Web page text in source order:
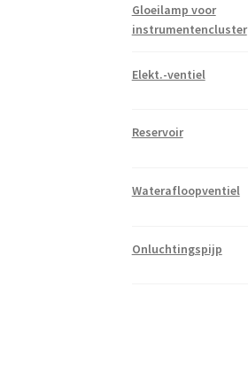
Gloeilamp voor
instrumentencluster
Elekt.-ventiel
Reservoir
Waterafloopventiel
Onluchtingspijp